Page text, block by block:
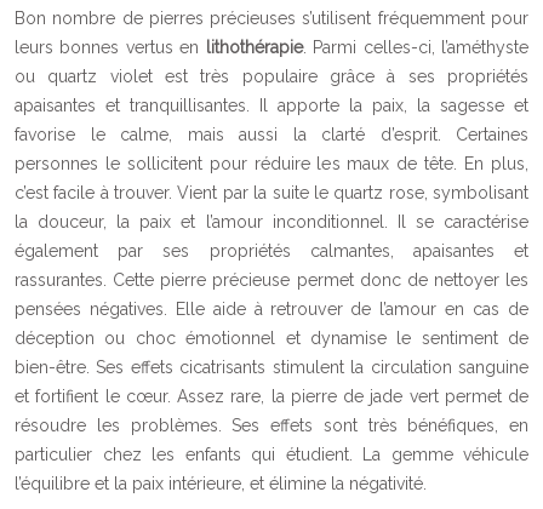
Bon nombre de pierres précieuses s’utilisent fréquemment pour
leurs bonnes vertus en lithothérapie. Parmi celles-ci, l’améthyste
ou quartz violet est très populaire grâce à ses propriétés
apaisantes et tranquillisantes. Il apporte la paix, la sagesse et
favorise le calme, mais aussi la clarté d’esprit. Certaines
personnes le sollicitent pour réduire les maux de tête. En plus,
c’est facile à trouver. Vient par la suite le quartz rose, symbolisant
la douceur, la paix et l’amour inconditionnel. Il se caractérise
également par ses propriétés calmantes, apaisantes et
rassurantes. Cette pierre précieuse permet donc de nettoyer les
pensées négatives. Elle aide à retrouver de l’amour en cas de
déception ou choc émotionnel et dynamise le sentiment de
bien-être. Ses effets cicatrisants stimulent la circulation sanguine
et fortifient le cœur. Assez rare, la pierre de jade vert permet de
résoudre les problèmes. Ses effets sont très bénéfiques, en
particulier chez les enfants qui étudient. La gemme véhicule
l’équilibre et la paix intérieure, et élimine la négativité.